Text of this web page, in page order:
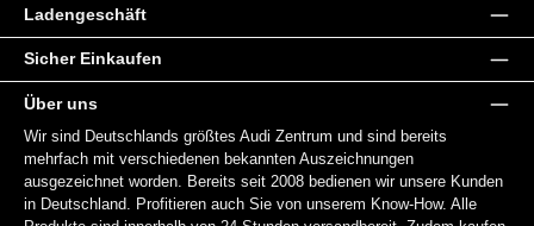
Ladengeschäft
Sicher Einkaufen
Über uns
Wir sind Deutschlands größtes Audi Zentrum und sind bereits
mehrfach mit verschiedenen bekannten Auszeichnungen
ausgezeichnet worden. Bereits seit 2008 bedienen wir unsere Kunden
in Deutschland. Profitieren auch Sie von unserem Know-How. Alle